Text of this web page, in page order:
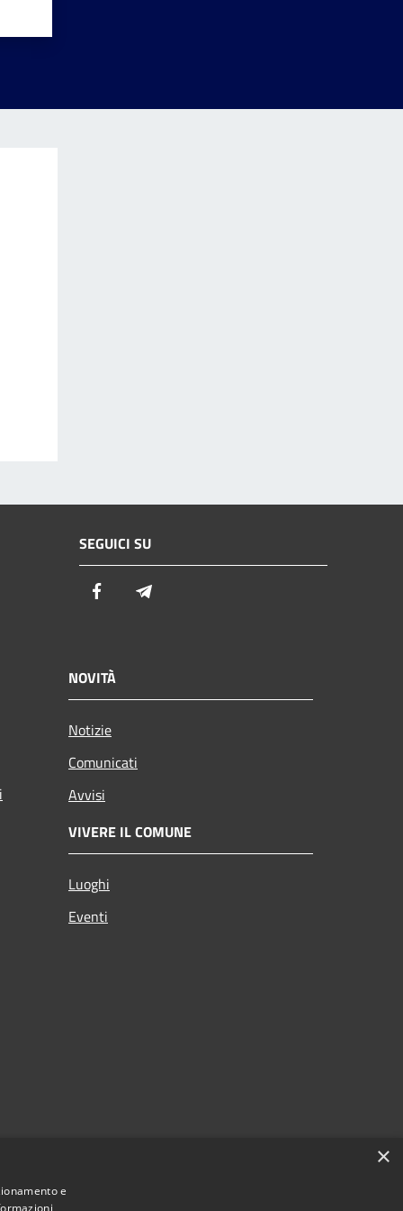
SEGUICI SU
Facebook
NOVITÀ
Notizie
Comunicati
Avvisi
VIVERE IL COMUNE
Luoghi
Eventi
×
e